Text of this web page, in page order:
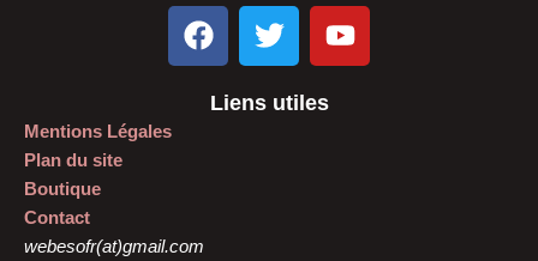
F
a
e
T
w
t
Y
o
Liens utiles
Mentions Légales
Plan du site
Boutique
Contact
webesofr(at)gmail.com